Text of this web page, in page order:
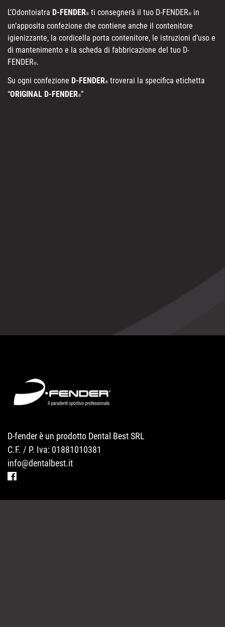
L’Odontoiatra D-FENDER® ti consegnerà il tuo D-FENDER® in
un’apposita confezione che contiene anche il contenitore
igienizzante, la cordicella porta contenitore, le istruzioni d’uso e
di mantenimento e la scheda di fabbricazione del tuo D-
FENDER®.
Su ogni confezione D-FENDER® troverai la specifica etichetta
“ORIGINAL D-FENDER®”
D-fender è un prodotto Dental Best SRL
C.F. / P. Iva: 01881010381
info@dentalbest.it